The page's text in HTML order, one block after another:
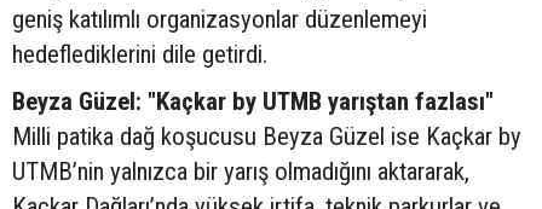
geniş katılımlı organizasyonlar düzenlemeyi
hedeflediklerini dile getirdi.
Beyza Güzel: "Kaçkar by UTMB yarıştan fazlası"
Milli patika dağ koşucusu Beyza Güzel ise Kaçkar by
UTMB’nin yalnızca bir yarış olmadığını aktararak,